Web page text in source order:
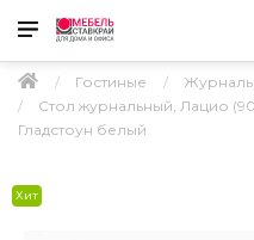
Гостиные
Стол журнальный, Лацио
Гладстоун белый
Хит